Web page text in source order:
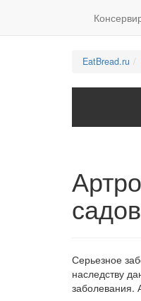
EatBread.ru
Серьезное
наследству
заболевания.